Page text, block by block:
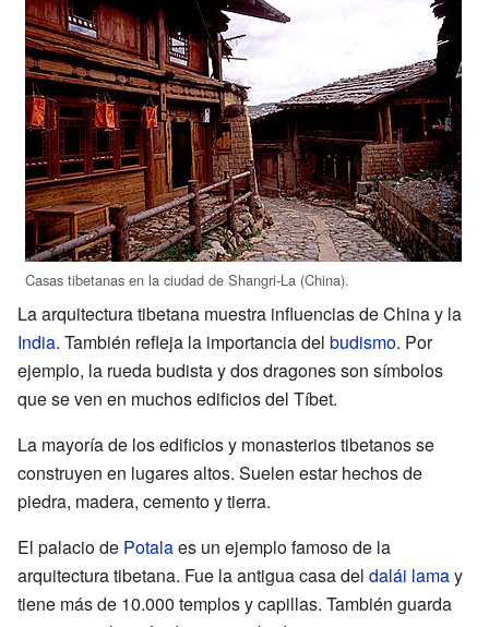
Casas tibetanas en la ciudad de Shangri-La (China).
La arquitectura tibetana muestra influencias de China y la
India. También refleja la importancia del budismo. Por
ejemplo, la rueda budista y dos dragones son símbolos
que se ven en muchos edificios del Tíbet.
La mayoría de los edificios y monasterios tibetanos se
construyen en lugares altos. Suelen estar hechos de
piedra, madera, cemento y tierra.
El palacio de Potalaes un ejemplo famoso de la
arquitectura tibetana. Fue la antigua casa del dalái lamay
tiene más de 10.000 templos y capillas. También guarda